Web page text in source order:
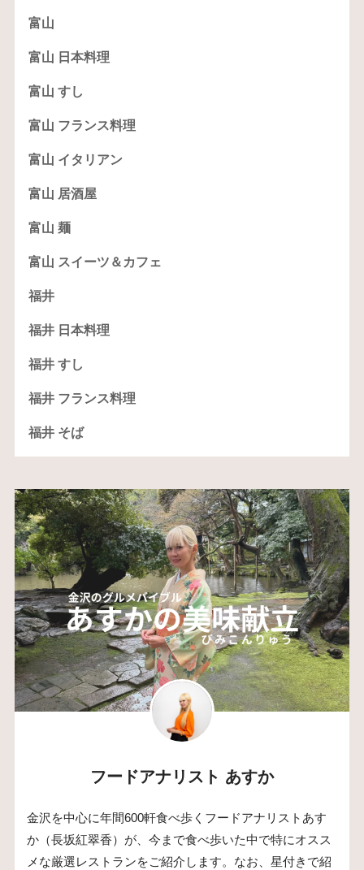
富山
富山 日本料理
富山 すし
富山 フランス料理
富山 イタリアン
富山 居酒屋
富山 麺
富山 スイーツ＆カフェ
福井
福井 日本料理
福井 すし
福井 フランス料理
福井 そば
フードアナリスト あすか
金沢を中心に年間600軒食べ歩くフードアナリストあす
か（長坂紅翠香）が、今まで食べ歩いた中で特にオスス
メな厳選レストランをご紹介します。なお、星付きで紹